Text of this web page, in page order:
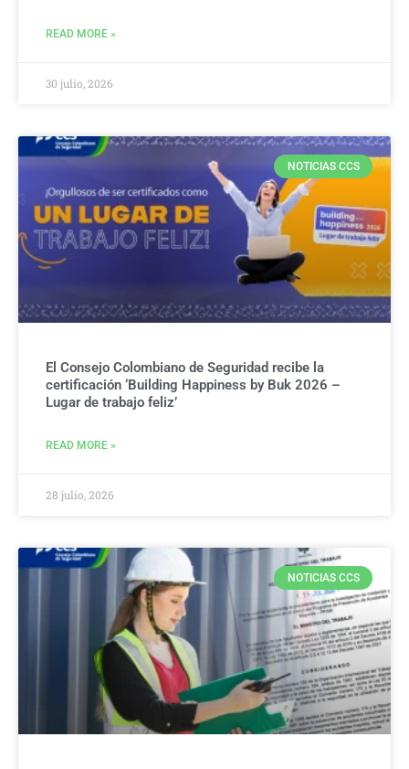
READ MORE »
30 julio, 2026
NOTICIAS CCS
El Consejo Colombiano de Seguridad recibe la
certificación ‘Building Happiness by Buk 2026 –
Lugar de trabajo feliz’
READ MORE »
28 julio, 2026
NOTICIAS CCS